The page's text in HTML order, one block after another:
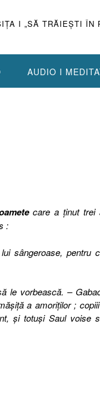
I „SĂ TRĂIEŞTI ÎN
AUDIO I
care a ţinut trei
:
sângeroase, pentru
le vorbească. –
a amoriţilor ;
şi totuşi Saul voise